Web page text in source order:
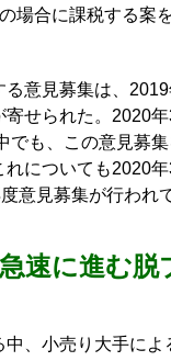
場合に課税する案
る意見募集は、
せられた。2020
でも、この意見募
れについても2020
意見募集が行われ
速に進む脱
、小売り大手によ